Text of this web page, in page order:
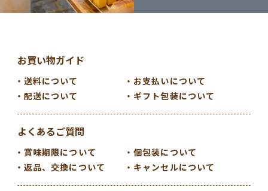
お買い物ガイド
送料について
お支払いについて
配送について
ギフト包装について
よくあるご質問
賞味期限について
個包装について
返品、交換について
キャンセルについて